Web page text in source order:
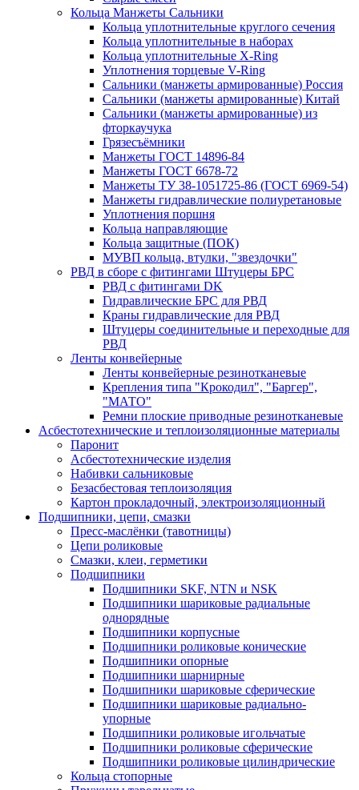
Кольца Манжеты Сальники
Кольца уплотнительные круглого сечения
Кольца уплотнительные в наборах
Кольца уплотнительные Х-Ring
Уплотнения торцевые V-Ring
Сальники (манжеты армированные) Россия
Сальники (манжеты армированные) Китай
Сальники (манжеты армированные) из
фторкаучука
Грязесъёмники
Манжеты ГОСТ 14896-84
Манжеты ГОСТ 6678-72
Манжеты ТУ 38-1051725-86 (ГОСТ 6969-54)
Манжеты гидравлические полиуретановые
Уплотнения поршня
Кольца направляющие
Кольца защитные (ПОК)
МУВП кольца, втулки, "звездочки"
РВД в сборе с фитингами Штуцеры БРС
РВД с фитингами DK
Гидравлические БРС для РВД
Краны гидравлические для РВД
Штуцеры соединительные и переходные для
РВД
Ленты конвейерные
Ленты конвейерные резинотканевые
Крепления типа "Крокодил", "Баргер",
"МАТО"
Ремни плоские приводные резинотканевые
Асбестотехнические и теплоизоляционные материалы
Паронит
Асбестотехнические изделия
Набивки сальниковые
Безасбестовая теплоизоляция
Картон прокладочный, электроизоляционный
Подшипники, цепи, смазки
Пресс-маслёнки (тавотницы)
Цепи роликовые
Смазки, клеи, герметики
Подшипники
Подшипники SKF, NTN и NSK
Подшипники шариковые радиальные
однорядные
Подшипники корпусные
Подшипники роликовые конические
Подшипники опорные
Подшипники шарнирные
Подшипники шариковые сферические
Подшипники шариковые радиально-
упорные
Подшипники роликовые игольчатые
Подшипники роликовые сферические
Подшипники роликовые цилиндрические
Кольца стопорные